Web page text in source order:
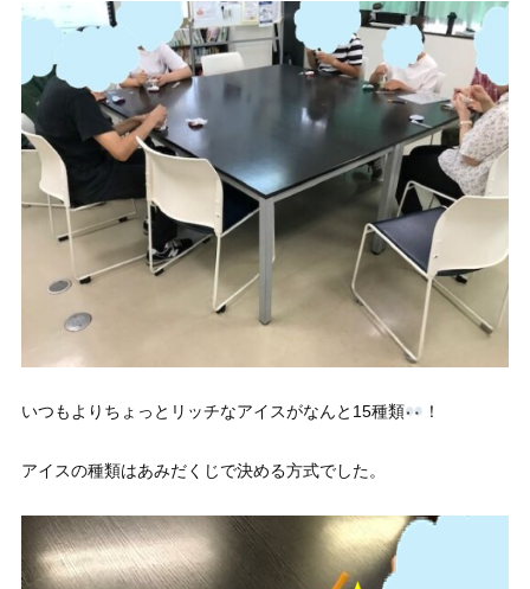
いつもよりちょっとリッチなアイスがなんと15種類 ！
アイスの種類はあみだくじで決める方式でした。